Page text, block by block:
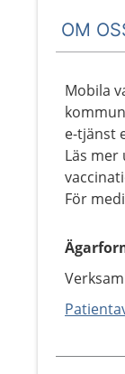
OM
Mobila
e-tjänst
Läs
För